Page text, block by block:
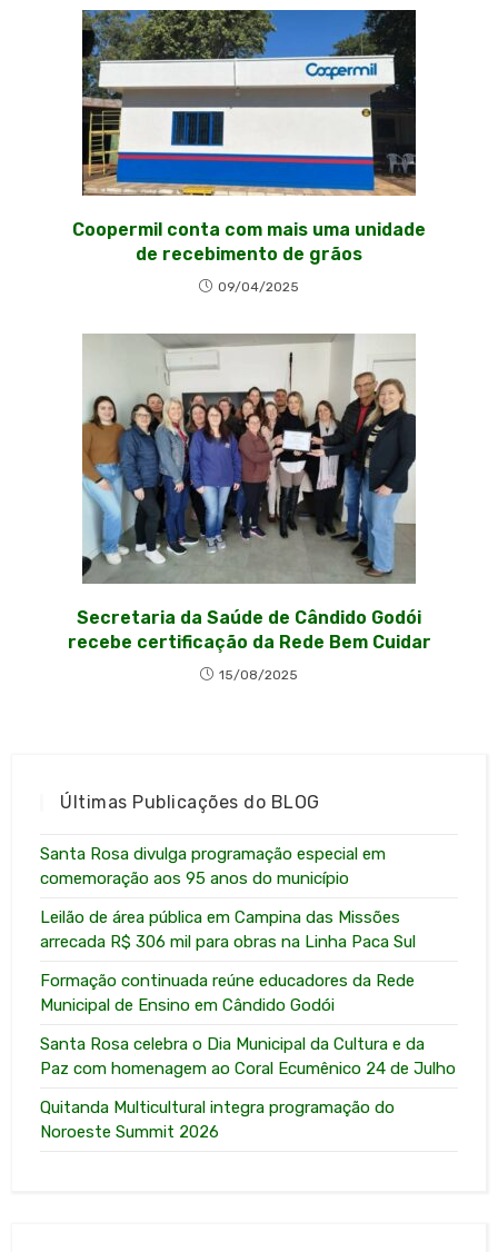
Coopermil conta com mais uma unidade
de recebimento de grãos
09/04/2025
Secretaria da Saúde de Cândido Godói
recebe certificação da Rede Bem Cuidar
15/08/2025
Últimas Publicações do BLOG
Santa Rosa divulga programação especial em
comemoração aos 95 anos do município
Leilão de área pública em Campina das Missões
arrecada R$ 306 mil para obras na Linha Paca Sul
Formação continuada reúne educadores da Rede
Municipal de Ensino em Cândido Godói
Santa Rosa celebra o Dia Municipal da Cultura e da
Paz com homenagem ao Coral Ecumênico 24 de Julho
Quitanda Multicultural integra programação do
Noroeste Summit 2026